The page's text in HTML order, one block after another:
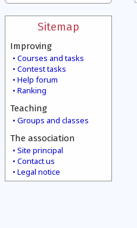
Sitemap
Improving
Courses and tasks
Contest tasks
Help forum
Ranking
Teaching
Groups and classes
The association
Site principal
Contact us
Legal notice